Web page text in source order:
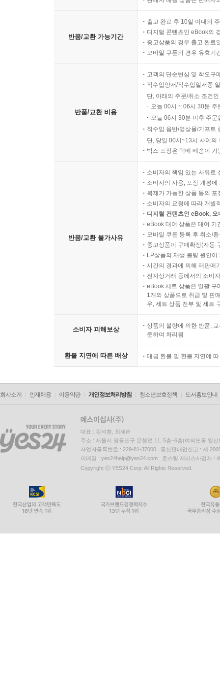
반품/교환 가능기간
출고 완료 후 10일 이내의
디지털 콘텐츠인 eBook의
중고상품의 경우 출고 완료
모바일 쿠폰의 경우 유효기
반품/교환 비용
고객의 단순변심 및 착오구
직수입양서/직수입일서중
단, 아래의 주문/취소 조건
오늘 00시 ~ 06시 30분
오늘 06시 30분 이후 주
직수입 음반/영상물/기프트
단, 당일 00시~13시 사이의
박스 포장은 택배 배송이
반품/교환 불가사유
소비자의 책임 있는 사유로
소비자의 사용, 포장 개봉
복제가 가능한 상품 등의
소비자의 요청에 따라 개별
디지털 컨텐츠인 eBook,
eBook 대여 상품은 대여 기
모바일 쿠폰 등록 후 취소/
중고상품이 구매확정(자동
LP상품의 재생 불량 원인
시간의 경과에 의해 재판매
전자상거래 등에서의 소비
eBook 세트 상품은 일괄 구
1개의 상품으로 취급 및 판
우, 세트 상품 전부 및 세트
소비자 피해보상
상품의 불량에 의한 반품,
준하여 처리됨
환불 지연에 따른 배상 대금 환불 및 환불 지연에
회사소개 인재채용 이용약관 개인정보처리방침 청소년보호정책 도서홍보안내
대표 : 김석환, 최세라
주소 : 서울시 영등포구 은행로 11, 5층~6층(여의도동,일신
사업자등록번호 : 229-81-37000 통신판매업신고 : 제
이메일 : yes24help@yes24.com 호스팅 서비스사업자 :
Copyright ⓒ YES24 Corp. All Rights Reserved.